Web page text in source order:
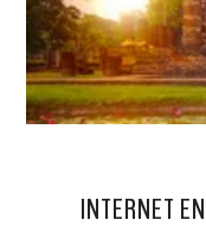
INTERNET